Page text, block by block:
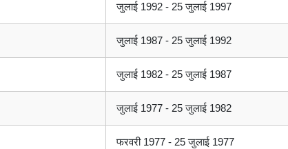
जुलाई 1992 - 25 जुलाई 1997
जुलाई 1987 - 25 जुलाई 1992
जुलाई 1982 - 25 जुलाई 1987
जुलाई 1977 - 25 जुलाई 1982
फरवरी 1977 - 25 जुलाई 1977